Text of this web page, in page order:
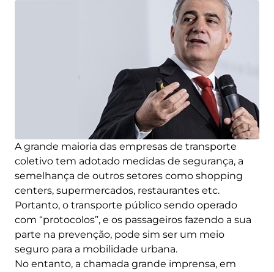
A grande maioria das empresas de transporte
coletivo tem adotado medidas de segurança, a
semelhança de outros setores como shopping
centers, supermercados, restaurantes etc.
Portanto, o transporte público sendo operado
com “protocolos”, e os passageiros fazendo a sua
parte na prevenção, pode sim ser um meio
seguro para a mobilidade urbana.
No entanto, a chamada grande imprensa, em